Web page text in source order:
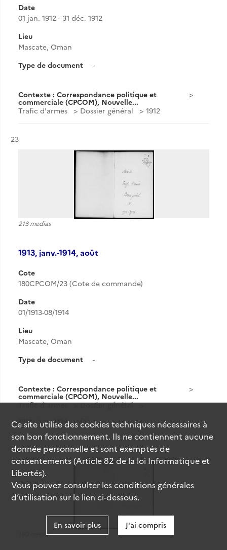
Date
01 jan. 1912 - 31 déc. 1912
Lieu
Mascate, Oman
Type de document
-
Contexte : Correspondance politique et
commerciale (CPCOM), Nouvelle...
Trafic d'armes
Dossier général 1912
Résultat n°
23
213 medias
1913, janv.-1914, août
Cote
180CPCOM/23 (Cote de commande)
Date
01/1913-08/1914
Lieu
Mascate, Oman
Type de document
-
Contexte : Correspondance politique et
commerciale (CPCOM), Nouvelle...
Trafic d'armes
Dossier général
1913, janv.-1914, août
Résultat n°
24
190 medias
Ce site utilise descookiestechniques nécessaires à
son bon fonctionnement. Ils ne contiennent aucune
donnée personnelle et sont exemptés de
consentements (Article 82 de la loi Informatique et
Libertés).
Vous pouvez consulter les conditions générales
d’utilisation sur le lien ci-dessous.
En savoir plus J'ai compris